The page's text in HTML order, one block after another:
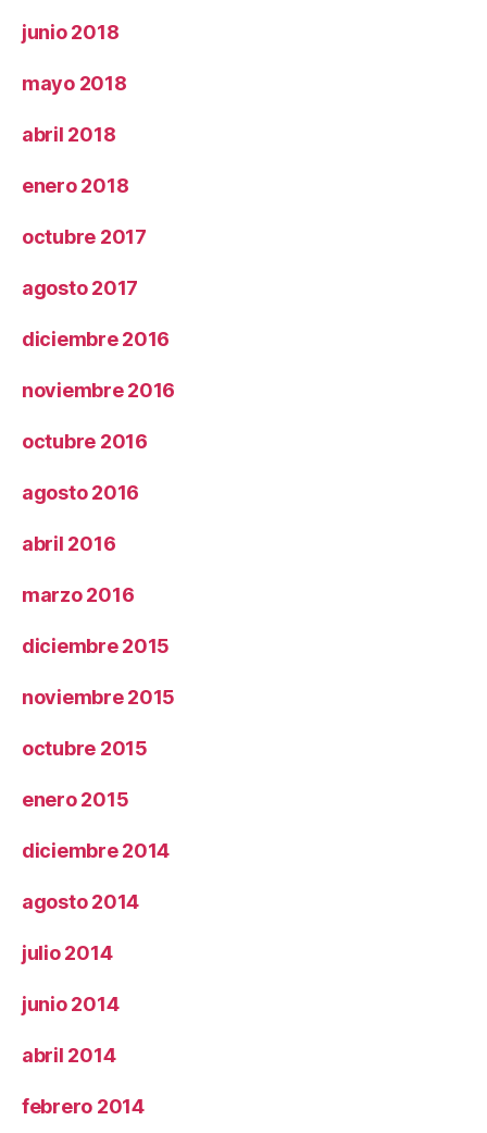
junio 2018
mayo 2018
abril 2018
enero 2018
octubre 2017
agosto 2017
diciembre 2016
noviembre 2016
octubre 2016
agosto 2016
abril 2016
marzo 2016
diciembre 2015
noviembre 2015
octubre 2015
enero 2015
diciembre 2014
agosto 2014
julio 2014
junio 2014
abril 2014
febrero 2014